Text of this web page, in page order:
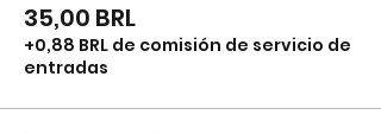
35,00 BRL
+0,88 BRL de comisión de servicio de
entradas